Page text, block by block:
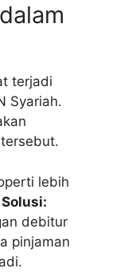
terjadi
Syariah.
lebih
Solusi:
debitur
pinjaman